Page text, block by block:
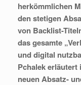
herkömmlichen
den stetigen
von Backlist-
das gesamte
und digital
Pchalek erläutert
neuen Absatz-